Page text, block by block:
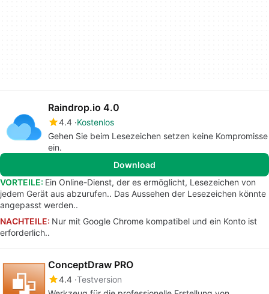
Raindrop.io 4.0
4.4 Kostenlos
Gehen Sie beim Lesezeichen setzen keine Kompromisse
ein.
Download
VORTEILE: Ein Online-Dienst, der es ermöglicht, Lesezeichen von
jedem Gerät aus abzurufen.. Das Aussehen der Lesezeichen könnte
angepasst werden..
NACHTEILE: Nur mit Google Chrome kompatibel und ein Konto ist
erforderlich..
ConceptDraw PRO
4.4 Testversion